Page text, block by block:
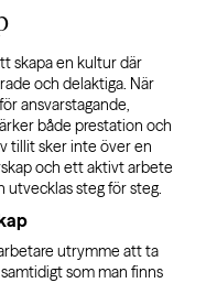
skapa en kultur där
och delaktiga. När
ansvarstagande,
både prestation och
tillit sker inte över en
och ett aktivt arbete
utvecklas steg för steg.
utrymme att ta
som man finns